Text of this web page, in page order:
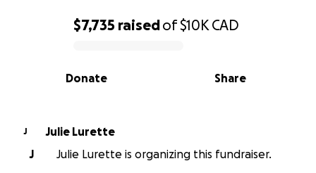
0% complete
$7,735 raisedof$10K CAD
Share
Donate
J
Julie Lurette
J
Julie Lurette is organizing this fundraiser.